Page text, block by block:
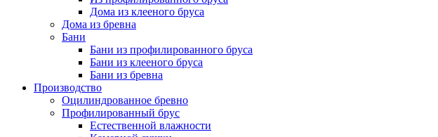
Дома из клееного бруса
Дома из бревна
Бани
Бани из профилированного бруса
Бани из клееного бруса
Бани из бревна
Производство
Оцилиндрованное бревно
Профилированный брус
Естественной влажности